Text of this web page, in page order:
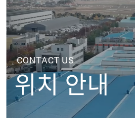
브랜드
이노베이션
히스토리
어워드
글로벌 네트워크
Product
소개
매직캔
매직롤(리필)
매직캔 서비스
Story
매직캔 스토리
프로모션
Career
M.피플
Contact us
CONTACT US
위치 안내